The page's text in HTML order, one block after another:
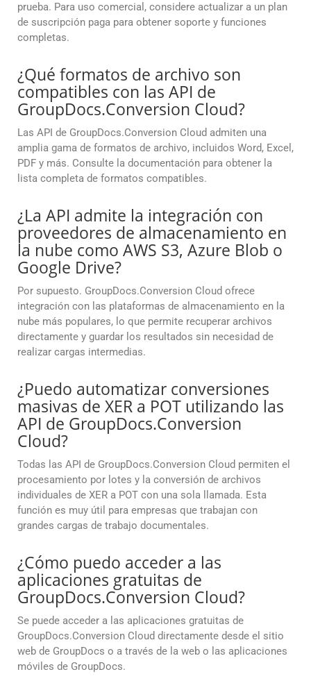
prueba. Para uso comercial, considere actualizar a un plan
de suscripción paga para obtener soporte y funciones
completas.
¿Qué formatos de archivo son
compatibles con las API de
GroupDocs.Conversion Cloud?
Las API de GroupDocs.Conversion Cloud admiten una
amplia gama de formatos de archivo, incluidos Word, Excel,
PDF y más. Consulte la documentación para obtener la
lista completa de formatos compatibles.
¿La API admite la integración con
proveedores de almacenamiento en
la nube como AWS S3, Azure Blob o
Google Drive?
Por supuesto. GroupDocs.Conversion Cloud ofrece
integración con las plataformas de almacenamiento en la
nube más populares, lo que permite recuperar archivos
directamente y guardar los resultados sin necesidad de
realizar cargas intermedias.
¿Puedo automatizar conversiones
masivas de XER a POT utilizando las
API de GroupDocs.Conversion
Cloud?
Todas las API de GroupDocs.Conversion Cloud permiten el
procesamiento por lotes y la conversión de archivos
individuales de XER a POT con una sola llamada. Esta
función es muy útil para empresas que trabajan con
grandes cargas de trabajo documentales.
¿Cómo puedo acceder a las
aplicaciones gratuitas de
GroupDocs.Conversion Cloud?
Se puede acceder a las aplicaciones gratuitas de
GroupDocs.Conversion Cloud directamente desde el sitio
web de GroupDocs o a través de la web o las aplicaciones
móviles de GroupDocs.